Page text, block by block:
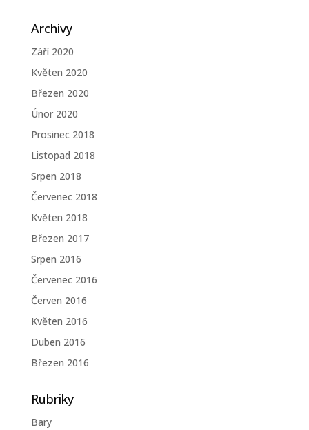
Archivy
Září 2020
Květen 2020
Březen 2020
Únor 2020
Prosinec 2018
Listopad 2018
Srpen 2018
Červenec 2018
Květen 2018
Březen 2017
Srpen 2016
Červenec 2016
Červen 2016
Květen 2016
Duben 2016
Březen 2016
Rubriky
Bary